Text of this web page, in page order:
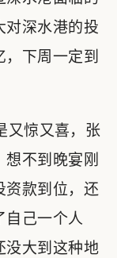
对深水港的投
下周一定到
又惊又喜，张
不到晚宴刚
资款到位，还
自己一个人
没大到这种地